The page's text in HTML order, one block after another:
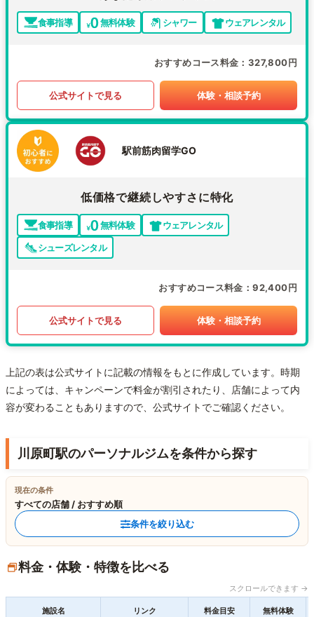
食事指導 無料体験 シャワー ウェアレンタル
おすすめコース料金 327,800円
公式サイトで見る 体験・相談予約
駅前筋肉留学GO
低価格で継続しやすさに特化
食事指導 無料体験
ウェアレンタル
シューズレンタル
おすすめコース料金 92,400円
公式サイトで見る 体験・相談予約
上記の表は公式サイトに記載の情報をもとに作成しています。時期
によっては、キャンペーンで料金が割引されたり、店舗によって内
容が変わることもありますので、公式サイトでご確認ください。
川原町駅のパーソナルジムを条件から探す
現在の条件
すべての店舗 / おすすめ順
条件を絞り込む
料金・体験・特徴を比べる
スクロールできます →
施設名 リンク 料金目安 無料体験